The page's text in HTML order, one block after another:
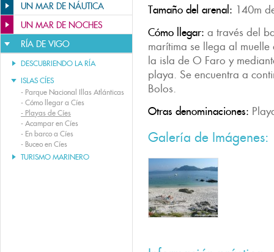
UN MAR DE NÁUTICA
UN MAR DE NOCHES
RÍA DE VIGO
DESCUBRIENDO LA RÍA
ISLAS CÍES
- Parque Nacional Illas Atlánticas
- Cómo llegar a Cíes
- Playas de Cíes
- Acampar en Cíes
- En barco a Cíes
- Buceo en Cíes
TURISMO MARINERO
Tamaño del arenal: 140m
Cómo llegar: a través del
marítima se llega al
la isla de O Faro y
playa. Se encuentra a
Bolos.
Otras denominaciones:
Galería de Imágenes: